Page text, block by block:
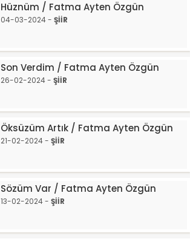
Hüznüm / Fatma Ayten Özgün
04-03-2024 - ŞİİR
Son Verdim / Fatma Ayten Özgün
26-02-2024 - ŞİİR
Öksüzüm Artık / Fatma Ayten Özgün
21-02-2024 - ŞİİR
Sözüm Var / Fatma Ayten Özgün
13-02-2024 - ŞİİR